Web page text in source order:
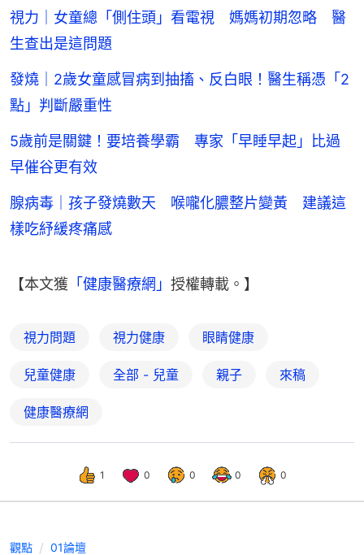
視力｜女童總「側住頭」看電視 媽媽初期忽略 醫
生查出是這問題
發燒｜2歲女童感冒病到抽搐、反白眼！醫生稱憑「2
點」判斷嚴重性
5歲前是關鍵！要培養學霸 專家「早睡早起」比過
早催谷更有效
腺病毒｜孩子發燒數天 喉嚨化膿整片變黃 建議這
樣吃紓緩疼痛感
【本文獲 「健康醫療網」 授權轉載。】
視力問題 視力健康 眼睛健康
兒童健康 全部 - 兒童 親子 來稿
健康醫療網
1 0 0 0 0
觀點 01論壇